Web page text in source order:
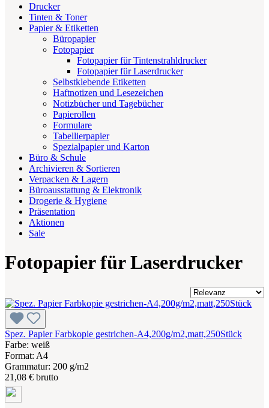
Drucker
Tinten & Toner
Papier & Etiketten
Büropapier
Fotopapier
Fotopapier für Tintenstrahldrucker
Fotopapier für Laserdrucker
Selbstklebende Etiketten
Haftnotizen und Lesezeichen
Notizbücher und Tagebücher
Papierollen
Formulare
Tabellierpapier
Spezialpapier und Karton
Büro & Schule
Archivieren & Sortieren
Verpacken & Lagern
Büroausstattung & Elektronik
Drogerie & Hygiene
Präsentation
Aktionen
Sale
Fotopapier für Laserdrucker
Spez. Papier Farbkopie gestrichen-A4,200g/m2,matt,250Stück
Farbe: weiß
Format: A4
Grammatur: 200 g/m2
21,08 € brutto